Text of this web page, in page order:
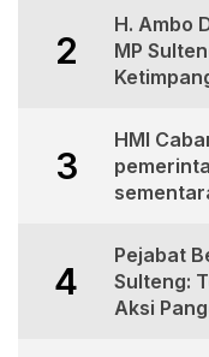
2
H. Ambo
MP
3
HMI
4
Pejabat
Sulteng:
Aksi